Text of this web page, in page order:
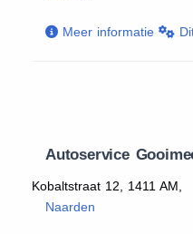
Meer informatie
Autoservice
Kobaltstraat 12, 1411 AM,
Naarden